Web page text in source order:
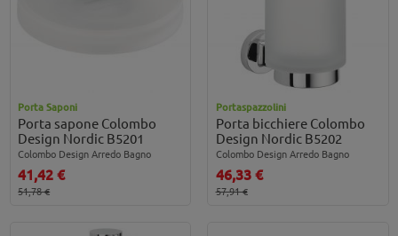
Porta Saponi
Porta sapone Colombo
Design Nordic B5201
Colombo Design Arredo Bagno
41,42 €
51,78 €
Portaspazzolini
Porta bicchiere Colombo
Design Nordic B5202
Colombo Design Arredo Bagno
46,33 €
57,91 €